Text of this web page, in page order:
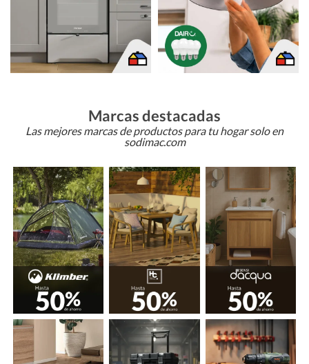
Marcas destacadas
Las mejores marcas de productos para tu hogar solo en
sodimac.com